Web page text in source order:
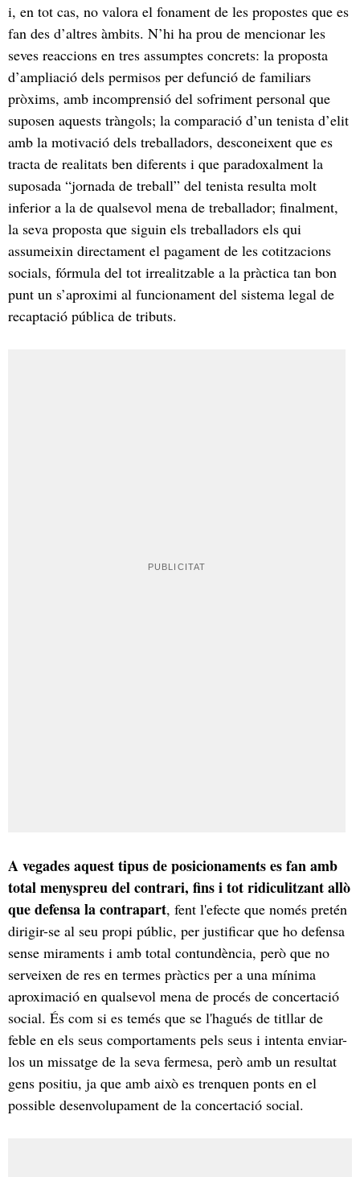
i, en tot cas, no valora el fonament de les propostes que es
fan des d’altres àmbits. N’hi ha prou de mencionar les
seves reaccions en tres assumptes concrets: la proposta
d’ampliació dels permisos per defunció de familiars
pròxims, amb incomprensió del sofriment personal que
suposen aquests tràngols; la comparació d’un tenista d’elit
amb la motivació dels treballadors, desconeixent que es
tracta de realitats ben diferents i que paradoxalment la
suposada “jornada de treball” del tenista resulta molt
inferior a la de qualsevol mena de treballador; finalment,
la seva proposta que siguin els treballadors els qui
assumeixin directament el pagament de les cotitzacions
socials, fórmula del tot irrealitzable a la pràctica tan bon
punt un s’aproximi al funcionament del sistema legal de
recaptació pública de tributs.
A vegades aquest tipus de posicionaments es fan amb
total menyspreu del contrari, fins i tot ridiculitzant allò
que defensa la contrapart, fent l'efecte que només pretén
dirigir-se al seu propi públic, per justificar que ho defensa
sense miraments i amb total contundència, però que no
serveixen de res en termes pràctics per a una mínima
aproximació en qualsevol mena de procés de concertació
social. És com si es temés que se l'hagués de titllar de
feble en els seus comportaments pels seus i intenta enviar-
los un missatge de la seva fermesa, però amb un resultat
gens positiu, ja que amb això es trenquen ponts en el
possible desenvolupament de la concertació social.